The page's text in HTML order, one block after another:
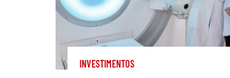
INVESTIMENTOS